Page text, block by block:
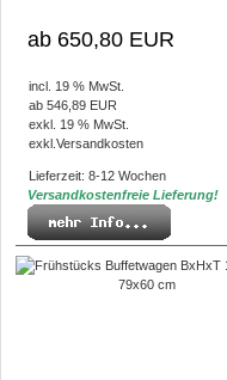
ab 650,80 EUR
incl. 19 % MwSt.
ab 546,89 EUR
exkl. 19 % MwSt.
exkl. Versandkosten
Lieferzeit: 8-12 Wochen
Versandkostenfreie Lieferung!